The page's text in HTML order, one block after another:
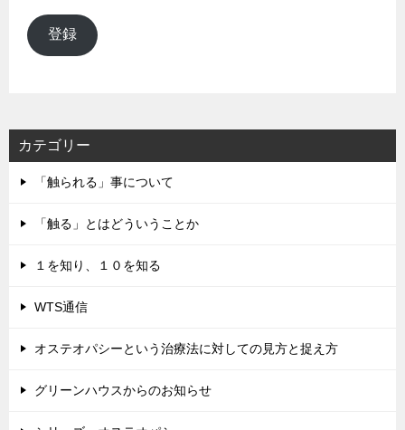
ル
ア
登録
カテゴリー
「触られる」事について
「触る」とはどういうことか
１を知り、１０を知る
WTS通信
オステオパシーという治療法に対しての見方と捉え方
グリーンハウスからのお知らせ